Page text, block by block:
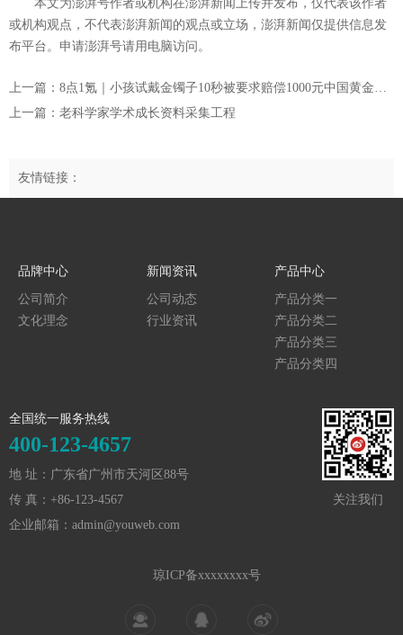
本文为澎湃号作者或机构在澎湃新闻上传并发布，仅代表该作者
或机构观点，不代表澎湃新闻的观点或立场，澎湃新闻仅提供信息发
布平台。申请澎湃号请用电脑访问。
上一篇：老科学家学术成长资料采集工程
友情链接：
品牌中心
公司简介
文化理念
新闻资讯
公司动态
行业资讯
产品中心
产品分类一
产品分类二
产品分类三
产品分类四
全国统一服务热线
400-123-4657
地 址：广东省广州市天河区88号
传 真：+86-123-4567
企业邮箱：admin@youweb.com
关注我们
琼ICP备xxxxxxxx号